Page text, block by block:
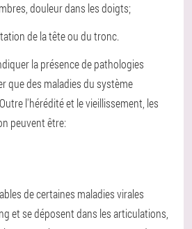
douleur dans les doigts;
de la tête ou du tronc.
la présence de pathologies
que des maladies du système
l'hérédité et le vieillissement, les
peuvent être:
de certaines maladies virales
et se déposent dans les articulations,